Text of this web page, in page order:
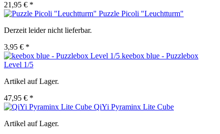
21,95 € *
Puzzle Picoli "Leuchtturm"
Derzeit leider nicht lieferbar.
3,95 € *
keebox blue - Puzzlebox
Level 1/5
Artikel auf Lager.
47,95 € *
QiYi Pyraminx Lite Cube
Artikel auf Lager.